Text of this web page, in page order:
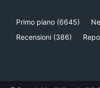
Primo piano (6645)
Recensioni (386)